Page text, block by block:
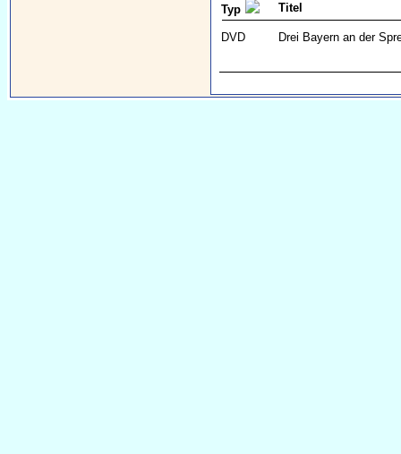
Typ Titel
DVD Drei Bayern an der